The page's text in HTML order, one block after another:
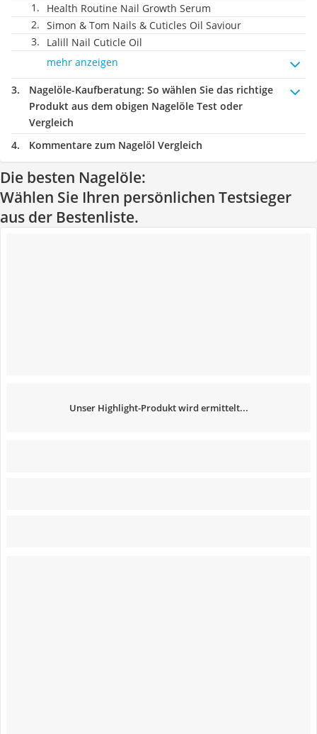
Health Routine Nail Growth Serum
Simon & Tom Nails & Cuticles Oil Saviour
Lalill Nail Cuticle Oil
mehr anzeigen
Nagelöle-Kaufberatung: So wählen Sie das richtige
Produkt aus dem obigen Nagelöle Test oder
Vergleich
Kommentare zum Nagelöl Vergleich
Die besten Nagelöle:
Wählen Sie Ihren persönlichen Testsieger
aus der Bestenliste.
Unser Highlight-Produkt wird ermittelt...